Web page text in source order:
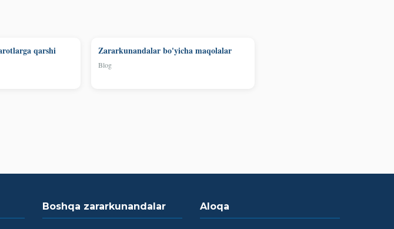
qarshi
Zararkunandalar bo'yicha maqolalar
Blog
Boshqa zararkunandalar Aloqa